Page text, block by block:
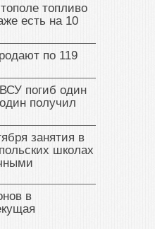
топливо
есть на 10
по 119
погиб один
получил
занятия в
школах
в